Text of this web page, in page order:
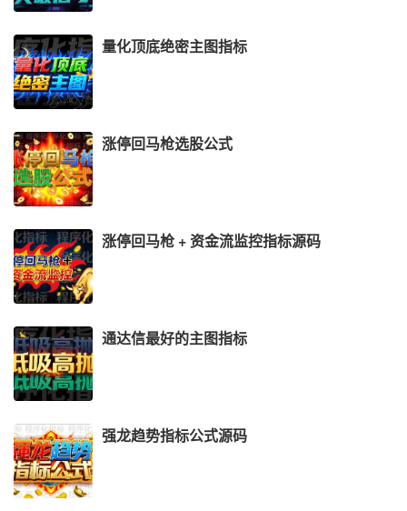
量化顶底绝密主图指标
涨停回马枪选股公式
涨停回马枪 + 资金流监控指标源码
通达信最好的主图指标
强龙趋势指标公式源码